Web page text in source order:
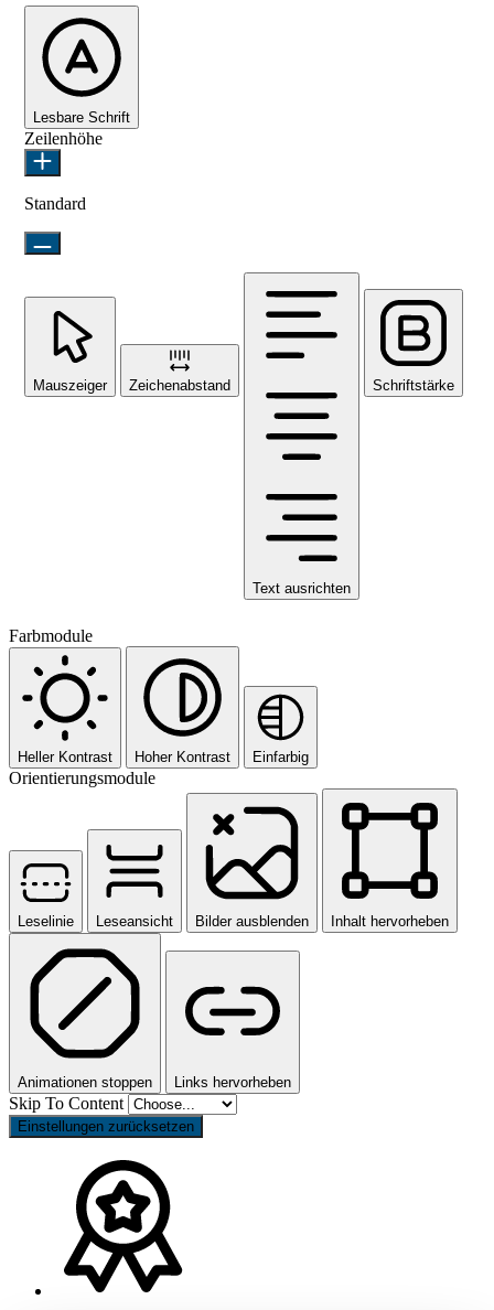
Lesbare Schrift
Zeilenhöhe
Standard
Mauszeiger Zeichenabstand
Text ausrichten
Schriftstärke
Farbmodule
Heller Kontrast Hoher Kontrast Einfarbig
Orientierungsmodule
Leselinie Leseansicht Bilder ausblenden Inhalt hervorheben
Animationen stoppen Links hervorheben
Skip To Content
Einstellungen zurücksetzen